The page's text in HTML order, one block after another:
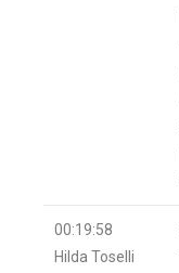
00:19:58
Hilda Toselli